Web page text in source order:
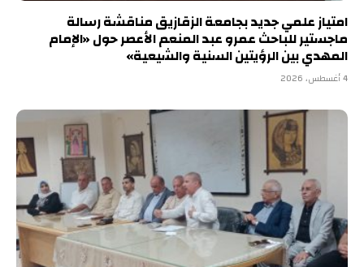
امتياز علمي جديد بجامعة الزقازيق مناقشة رسالة
ماجستير للباحث عمرو عبد المنعم الأعصر حول «الإمام
المهدي بين الرؤيتين السنية والشيعية»
4 أغسطس، 2026